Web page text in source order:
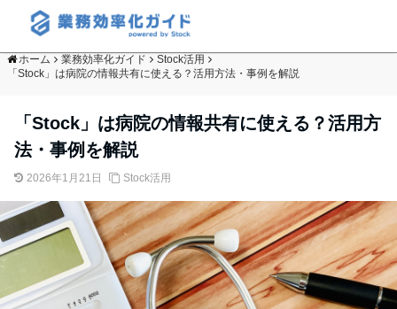
ホーム 業務効率化ガイド
Stock活用
「Stock」は病院の情報共有に使える？活用方法・事例を解説
「Stock」は病院の情報共有に使える？活用方
法・事例を解説
2026年1月21日 Stock活用